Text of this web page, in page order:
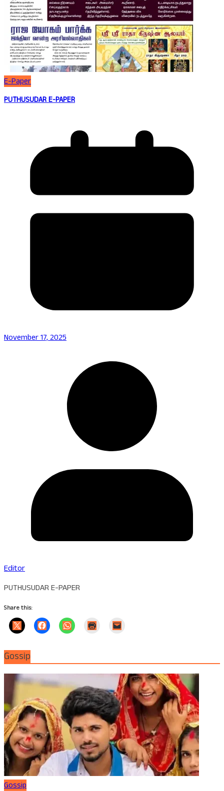
E-Paper
PUTHUSUDAR E-PAPER
November 17, 2025
Editor
PUTHUSUDAR E-PAPER
Share this:
Gossip
Gossip